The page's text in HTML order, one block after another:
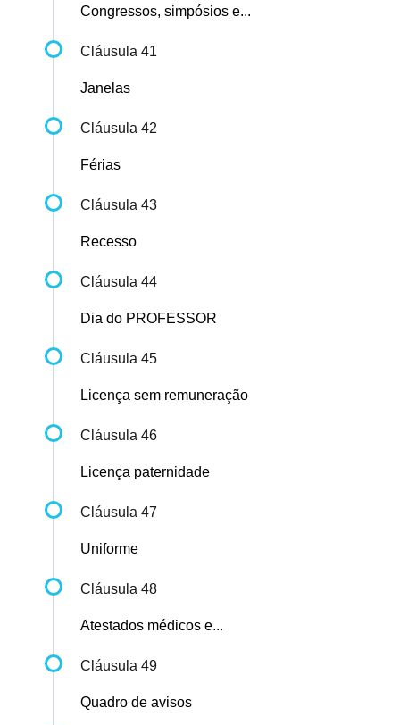
Congressos, simpósios e...
Cláusula 41
Janelas
Cláusula 42
Férias
Cláusula 43
Recesso
Cláusula 44
Dia do PROFESSOR
Cláusula 45
Licença sem remuneração
Cláusula 46
Licença paternidade
Cláusula 47
Uniforme
Cláusula 48
Atestados médicos e...
Cláusula 49
Quadro de avisos